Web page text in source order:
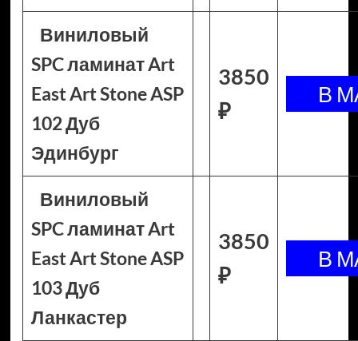
Виниловый
SPC ламинат Art
East Art Stone ASP
102 Дуб
Эдинбург
3850
₽
Виниловый
SPC ламинат Art
East Art Stone ASP
103 Дуб
Ланкастер
3850
₽